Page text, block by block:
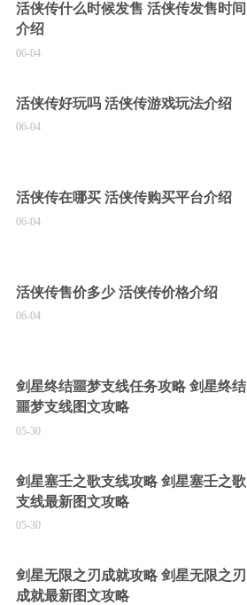
活侠传什么时候发售 活侠传发售时间
介绍
06-04
活侠传好玩吗 活侠传游戏玩法介绍
06-04
活侠传在哪买 活侠传购买平台介绍
06-04
活侠传售价多少 活侠传价格介绍
06-04
剑星终结噩梦支线任务攻略 剑星终结
噩梦支线图文攻略
05-30
剑星塞壬之歌支线攻略 剑星塞壬之歌
支线最新图文攻略
05-30
剑星无限之刃成就攻略 剑星无限之刃
成就最新图文攻略